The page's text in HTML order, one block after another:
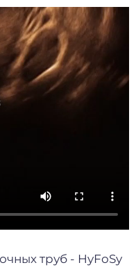
труб - HyFoSy